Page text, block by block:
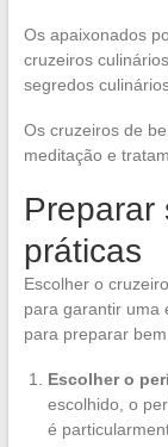
Os apaixonados
cruzeiros
segredos
Os cruzeiros de
meditação e
Preparar
práticas
Escolher o
para garantir uma
para preparar
Escolher o
escolhido, o
é